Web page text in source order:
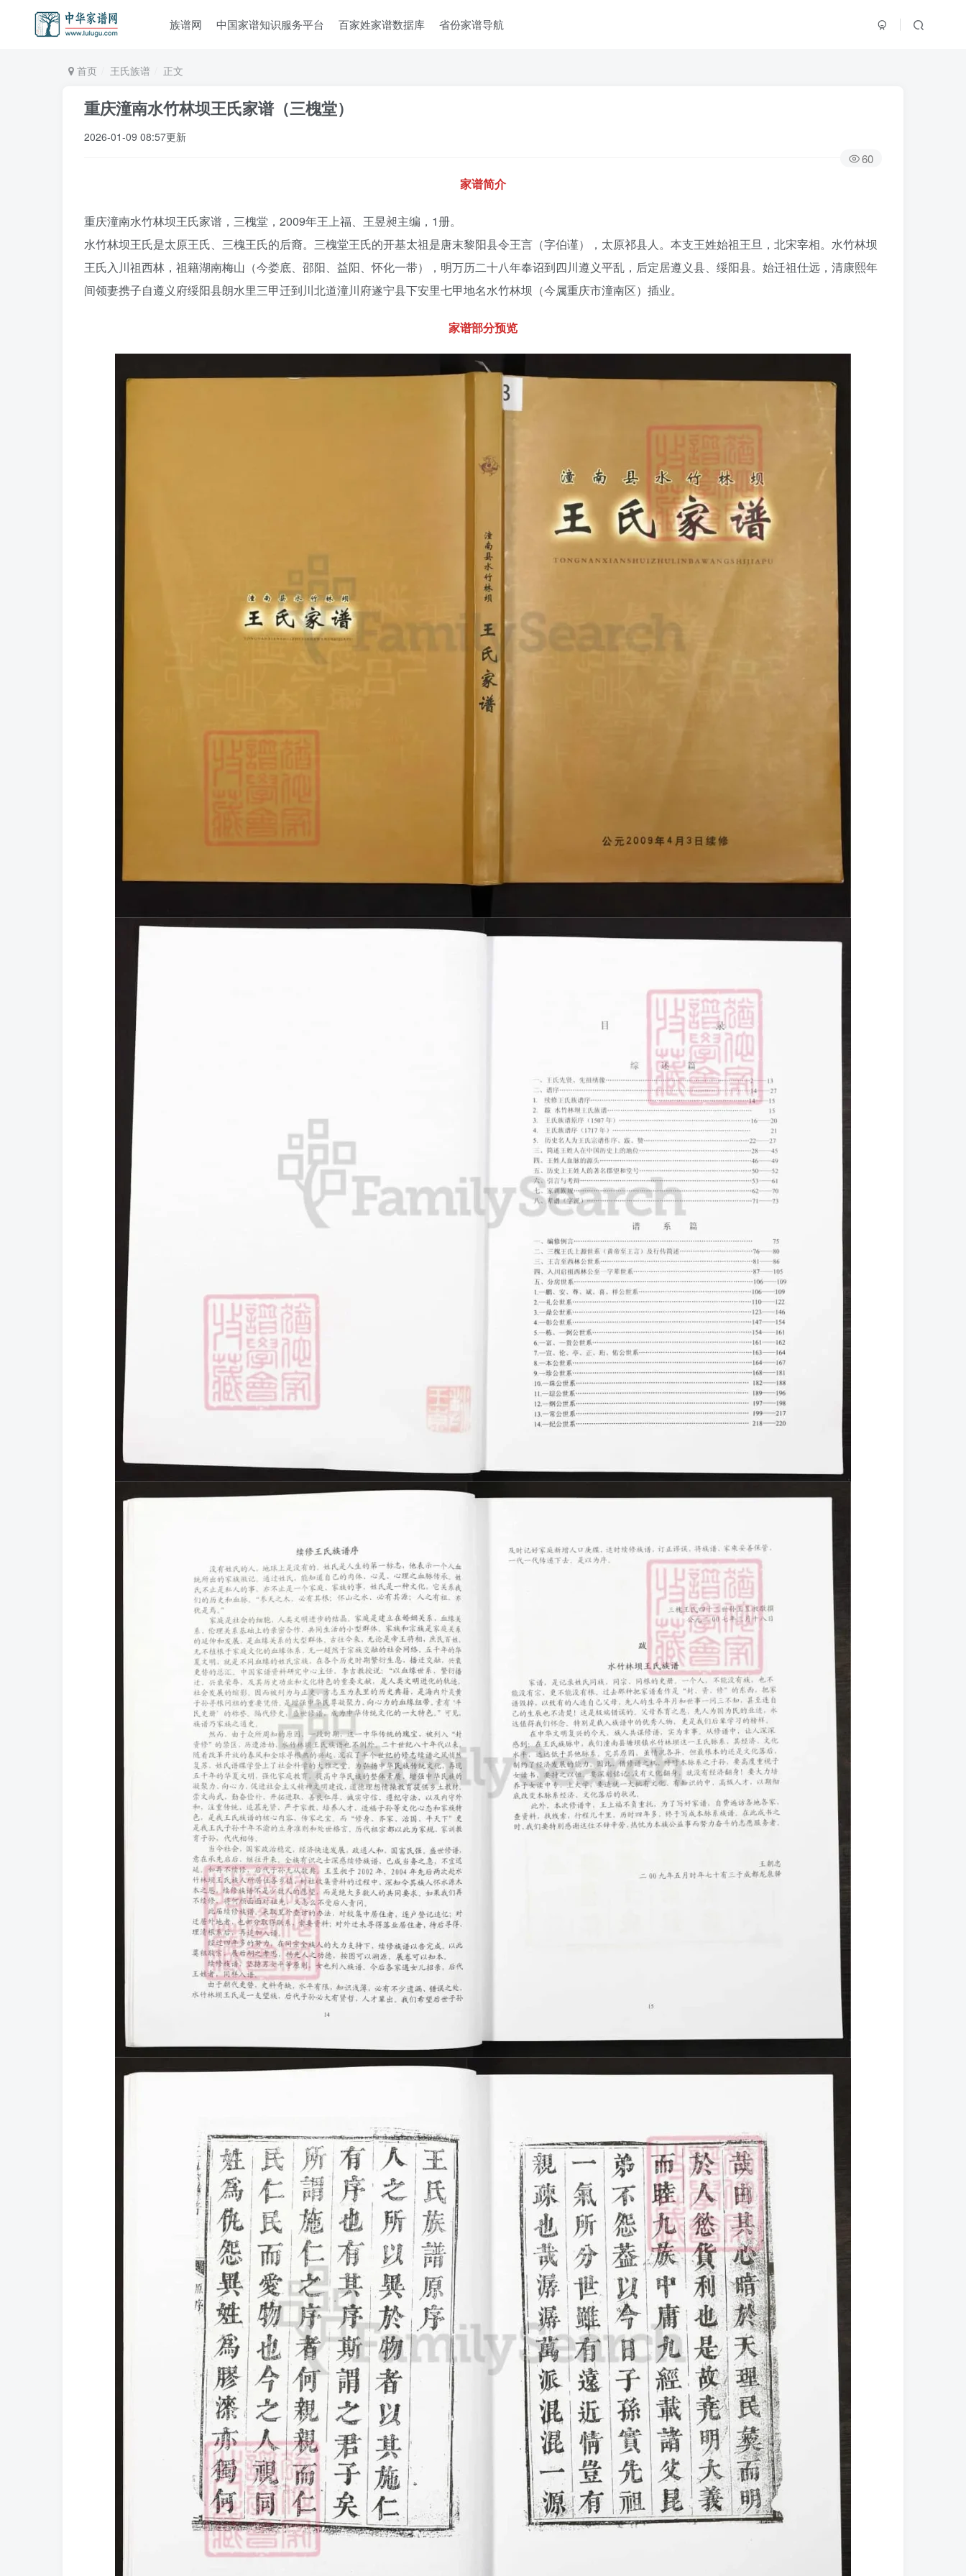
族谱网 中国家谱知识服务平台 百家姓家谱数据库 省份家谱导航
首页 王氏族谱 正文
重庆潼南水竹林坝王氏家谱（三槐堂）
2026-01-09 08:57更新
60
家谱简介
重庆潼南水竹林坝王氏家谱，三槐堂，2009年王上福、王昱昶主编，1册。
水竹林坝王氏是太原王氏、三槐王氏的后裔。三槐堂王氏的开基太祖是唐末黎阳县令王言（字伯谨），太原祁县人。本支王姓始祖王旦，北宋宰相。水竹林坝
王氏入川祖西林，祖籍湖南梅山（今娄底、邵阳、益阳、怀化一带），明万历二十八年奉诏到四川遵义平乱，后定居遵义县、绥阳县。始迁祖仕远，清康熙年
间领妻携子自遵义府绥阳县朗水里三甲迁到川北道潼川府遂宁县下安里七甲地名水竹林坝（今属重庆市潼南区）插业。
家谱部分预览